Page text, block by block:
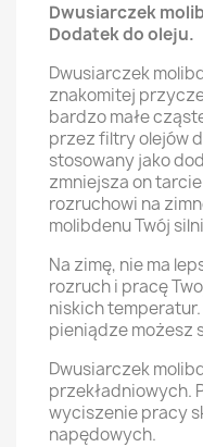
Dwusiarczek
Dodatek do oleju.
Dwusiarczek
znakomitej
bardzo małe
przez filtry olejów
stosowany jako
zmniejsza on
rozruchowi na
molibdenu Twój
Na zimę, nie ma
rozruch i pracę
niskich
pieniądze możesz
Dwusiarczek
przekładniowych.
wyciszenie pracy
napędowych.